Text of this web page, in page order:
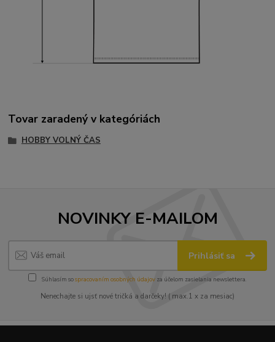
Tovar zaradený v kategóriách
HOBBY VOLNÝ ČAS
NOVINKY E-MAILOM
Prihlásiť sa
Súhlasím sospracovaním osobných údajov za účelom zasielania newslettera.
Nenechajte si ujsť nové tričká a darčeky! ( max.1 x za mesiac)